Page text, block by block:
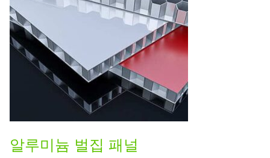
알루미늄 벌집 패널